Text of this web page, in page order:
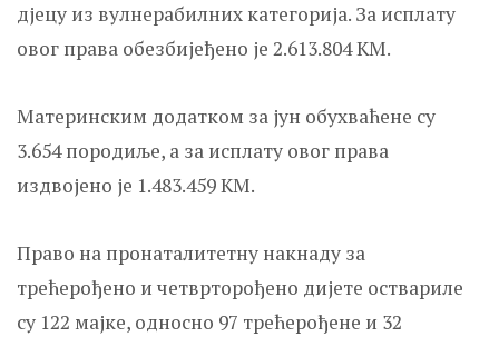
дјецу из вулнерабилних категорија. За исплату
овог права обезбијеђено је 2.613.804 КМ.
Материнским додатком за јун обухваћене су
3.654 породиље, а за исплату овог права
издвојено је 1.483.459 КМ.
Право на пронаталитетну накнаду за
трећерођено и четврторођено дијете оствариле
су 122 мајке, односно 97 трећерођене и 32